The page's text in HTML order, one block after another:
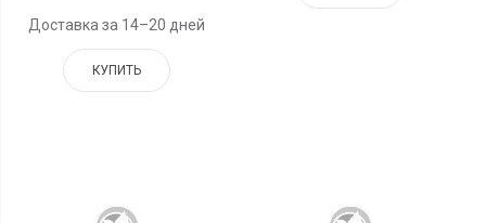
Доставка за 14–20 дней
КУПИТЬ